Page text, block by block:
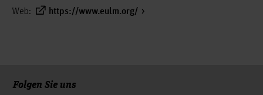
Web: https://www.eulm.org/
Folgen Sie uns